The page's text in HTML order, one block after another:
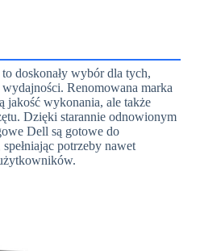
doskonały wybór dla tych,
Renomowana marka
jakość wykonania, ale także
Dzięki starannie odnowionym
Dell są gotowe do
potrzeby nawet